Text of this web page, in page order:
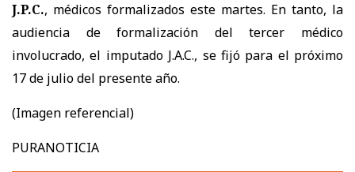
J.P.C., médicos formalizados este martes. En tanto, la
audiencia de formalización del tercer médico
involucrado, el imputado J.A.C., se fijó para el próximo
17 de julio del presente año.
(Imagen referencial)
PURANOTICIA